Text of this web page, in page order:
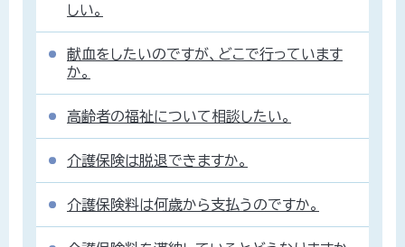
しい。
献血をしたいのですが、どこで行っています
か。
高齢者の福祉について相談したい。
介護保険は脱退できますか。
介護保険料は何歳から支払うのですか。